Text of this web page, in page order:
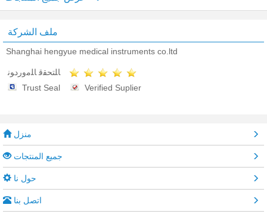
ملف الشركة
Shanghai hengyue medical instruments co.ltd
ﺎﻠﺘﺤﻘﻗ ﺎﻠﻣﻭﺭﺩﻮﻧ
Trust Seal
Verified Suplier
منزل
جميع المنتجات
حول نا
اتصل بنا